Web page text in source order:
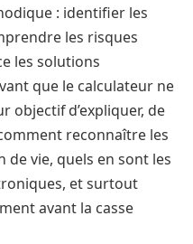
: identifier les
les risques
les solutions
que le calculateur ne
objectif d’expliquer, de
reconnaître les
de vie, quels en sont les
et surtout
avant la casse